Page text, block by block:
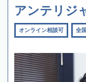
アンテリジ
オンライン相談可 全